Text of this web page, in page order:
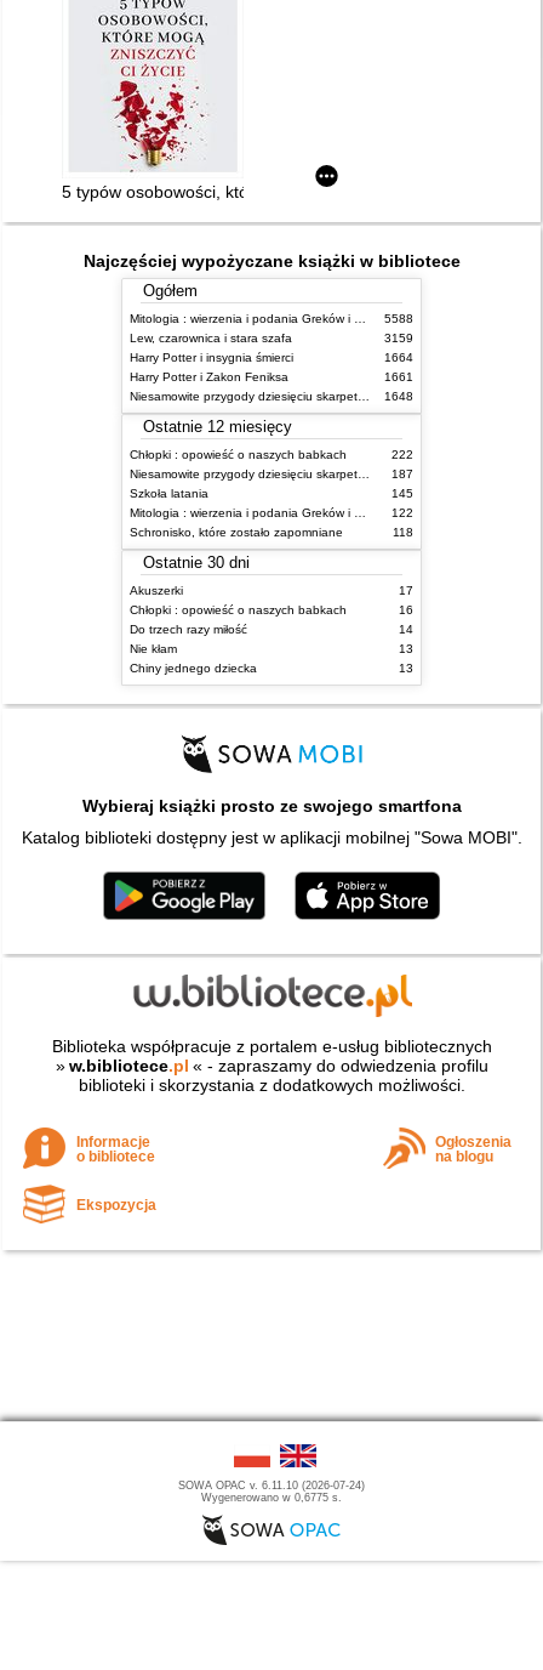
5 typów osobowości, które mogą zniszczyć ci życie
Najczęściej wypożyczane książki w bibliotece
Ogółem
Mitologia : wierzenia i podania Greków i Rzymian
5588
Lew, czarownica i stara szafa
3159
Harry Potter i insygnia śmierci
1664
Harry Potter i Zakon Feniksa
1661
Niesamowite przygody dziesięciu skarpetek (czterech prawych i sześciu lewych)
1648
Ostatnie 12 miesięcy
Chłopki : opowieść o naszych babkach
222
Niesamowite przygody dziesięciu skarpetek (czterech prawych i sześciu lewych)
187
Szkoła latania
145
Mitologia : wierzenia i podania Greków i Rzymian
122
Schronisko, które zostało zapomniane
118
Ostatnie 30 dni
Akuszerki
17
Chłopki : opowieść o naszych babkach
16
Do trzech razy miłość
14
Nie kłam
13
Chiny jednego dziecka
13
Wybieraj książki prosto ze swojego smartfona
Katalog biblioteki dostępny jest w aplikacji mobilnej "Sowa MOBI".
Biblioteka współpracuje z portalem e-usług bibliotecznych
» w.bibliotece.pl « - zapraszamy do odwiedzenia profilu
biblioteki i skorzystania z dodatkowych możliwości.
Informacje
o bibliotece
Ogłoszenia
na blogu
Ekspozycja
SOWA OPAC v. 6.11.10 (2026-07-24)
Wygenerowano w 0,6775 s.